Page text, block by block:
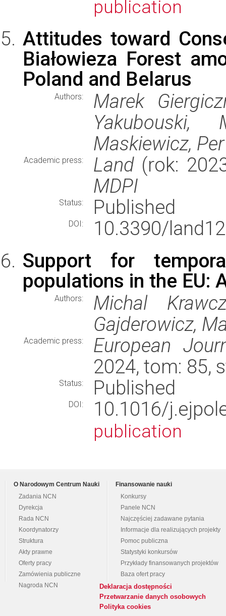
publication
Attitudes toward
Białowieza Forest
Poland and Belarus
Authors:
Marek
Yakubouski,
Maskiewicz,
Academic press: Land (rok:
MDPI
Status: Published
DOI:
10.3390/
Support for
populations in the EU:
Authors:
Michal
Gajderowicz,
Academic press:
European
2024, tom: 85,
Status: Published
DOI: 10.1016/
publication
O Narodowym Centrum Nauki
Zadania NCN
Dyrekcja
Rada NCN
Koordynatorzy
Struktura
Akty prawne
Oferty pracy
Zamówienia publiczne
Nagroda NCN
Finansowanie nauki
Konkursy
Panele NCN
Najczęściej zadawane pytania
Informacje dla realizujących projekty
Pomoc publiczna
Statystyki konkursów
Przykłady finansowanych projektów
Baza ofert pracy
Deklaracja dostępności
Przetwarzanie danych osobowych
Polityka cookies